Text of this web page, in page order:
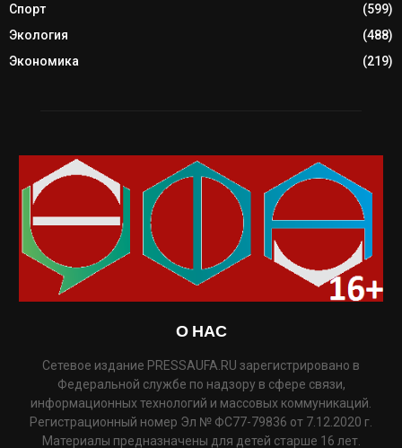
Спорт
(599)
Экология
(488)
Экономика
(219)
О НАС
Сетевое издание PRESSAUFA.RU зарегистрировано в
Федеральной службе по надзору в сфере связи,
информационных технологий и массовых коммуникаций.
Регистрационный номер Эл № ФС77-79836 от 7.12.2020 г.
Материалы предназначены для детей старше 16 лет.